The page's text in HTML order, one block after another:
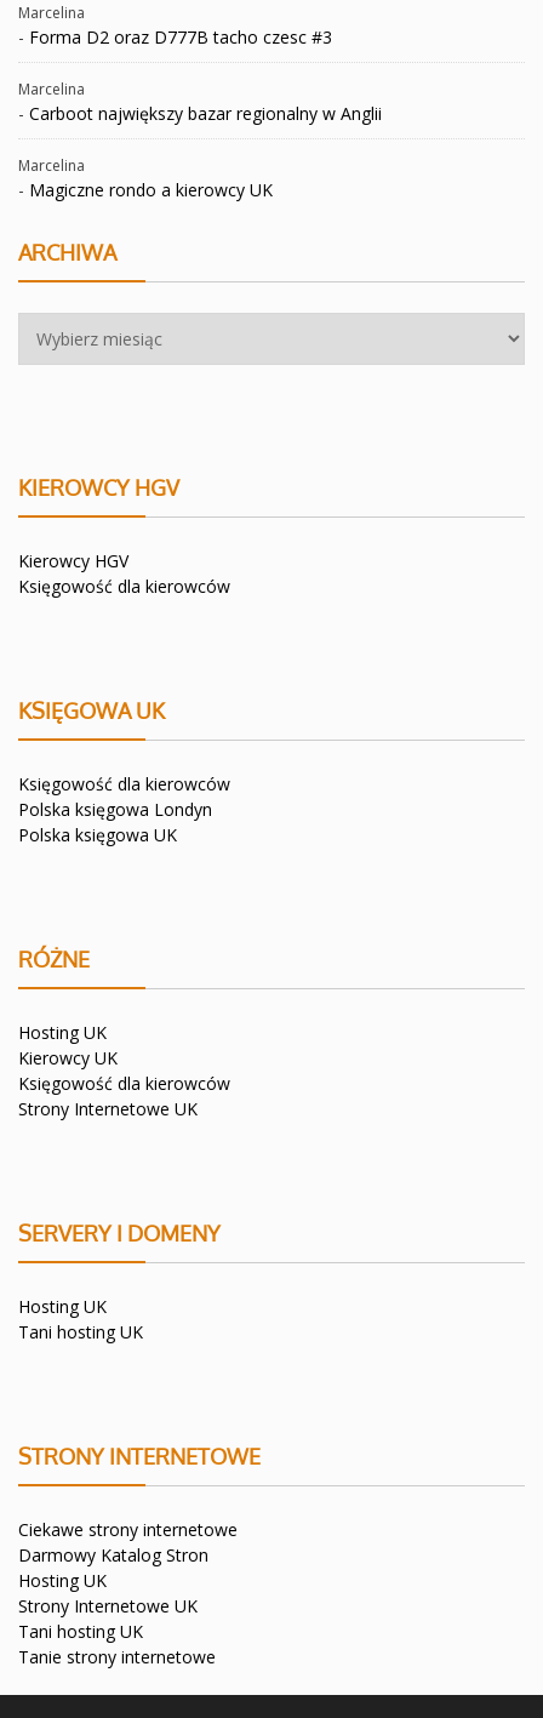
Marcelina
- Forma D2 oraz D777B tacho czesc #3
Marcelina
- Carboot największy bazar regionalny w Anglii
Marcelina
- Magiczne rondo a kierowcy UK
ARCHIWA
KIEROWCY HGV
Kierowcy HGV
Księgowość dla kierowców
KSIĘGOWA UK
Księgowość dla kierowców
Polska księgowa Londyn
Polska księgowa UK
RÓŻNE
Hosting UK
Kierowcy UK
Księgowość dla kierowców
Strony Internetowe UK
SERVERY I DOMENY
Hosting UK
Tani hosting UK
STRONY INTERNETOWE
Ciekawe strony internetowe
Darmowy Katalog Stron
Hosting UK
Strony Internetowe UK
Tani hosting UK
Tanie strony internetowe